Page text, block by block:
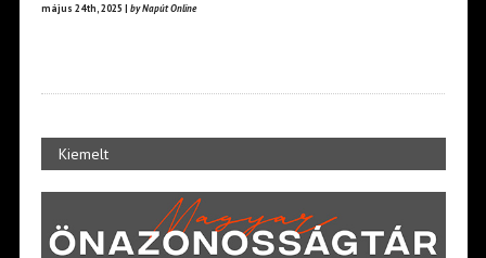
május 24th, 2025 | by Napút Online
Kiemelt